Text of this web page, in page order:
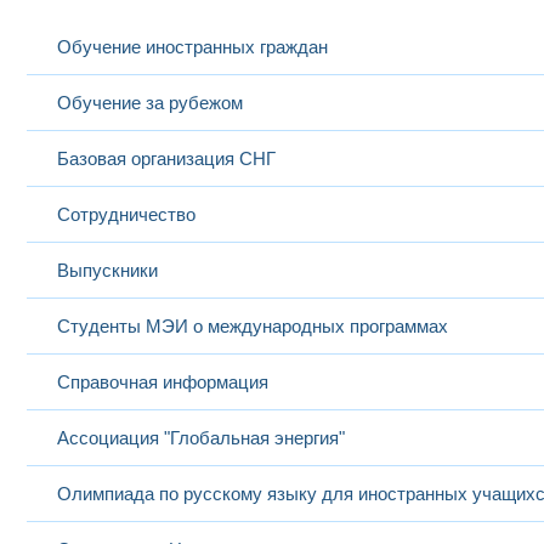
Обучение иностранных граждан
Обучение за рубежом
Базовая организация СНГ
Сотрудничество
Выпускники
Студенты МЭИ о международных программах
Справочная информация
Ассоциация "Глобальная энергия"
Олимпиада по русскому языку для иностранных